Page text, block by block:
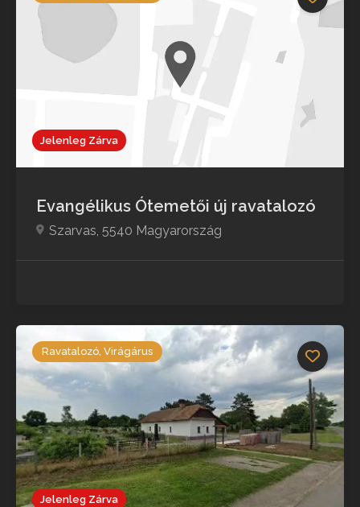
Jelenleg Zárva
Evangélikus Ótemetői új ravatalozó
Szarvas, 5540 Magyarország
Jelenleg Zárva
Ravatalozó, Virágárus